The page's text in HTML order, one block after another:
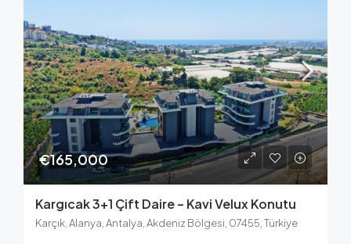
€165,000
Kargıcak 3+1 Çift Daire – Kavi Velux Konutu
Karçık, Alanya, Antalya, Akdeniz Bölgesi, 07455, Türkiye